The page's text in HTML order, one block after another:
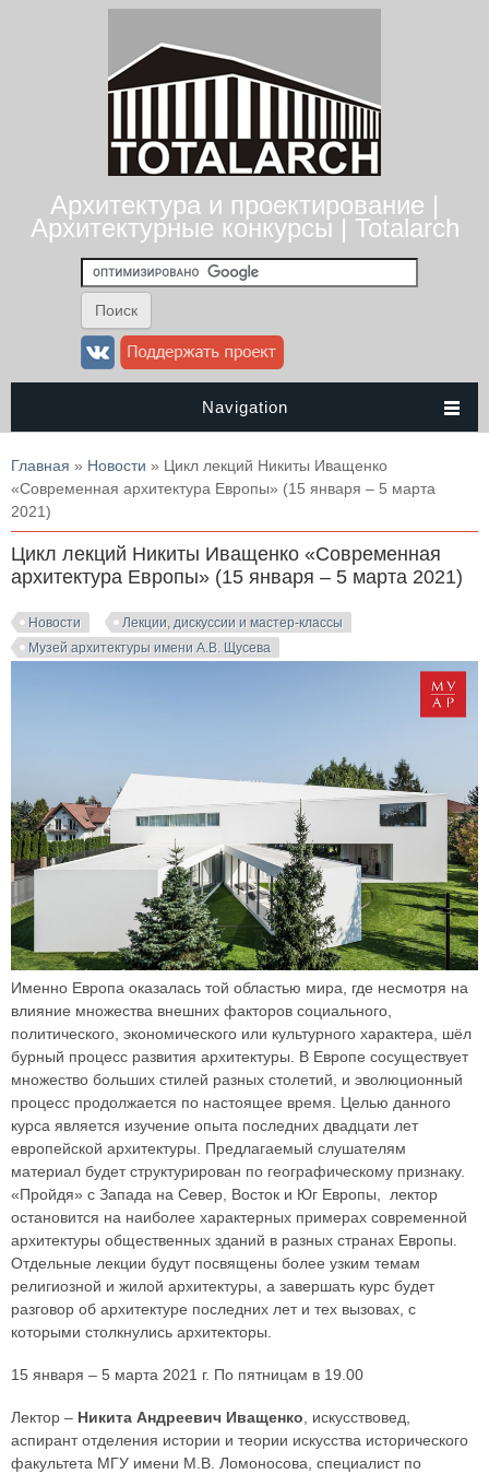
Архитектура и проектирование |
Архитектурные конкурсы | Totalarch
Navigation
Вы здесь
Главная » Новости » Цикл лекций Никиты Иващенко
«Современная архитектура Европы» (15 января – 5 марта
2021)
Цикл лекций Никиты Иващенко «Современная
архитектура Европы» (15 января – 5 марта 2021)
Новости
Лекции, дискуссии и мастер-классы
Музей архитектуры имени А.В. Щусева
Именно Европа оказалась той областью мира, где несмотря на
влияние множества внешних факторов социального,
политического, экономического или культурного характера, шёл
бурный процесс развития архитектуры. В Европе сосуществует
множество больших стилей разных столетий, и эволюционный
процесс продолжается по настоящее время. Целью данного
курса является изучение опыта последних двадцати лет
европейской архитектуры. Предлагаемый слушателям
материал будет структурирован по географическому признаку.
«Пройдя» с Запада на Север, Восток и Юг Европы, лектор
остановится на наиболее характерных примерах современной
архитектуры общественных зданий в разных странах Европы.
Отдельные лекции будут посвящены более узким темам
религиозной и жилой архитектуры, а завершать курс будет
разговор об архитектуре последних лет и тех вызовах, с
которыми столкнулись архитекторы.
15 января – 5 марта 2021 г. По пятницам в 19.00
Лектор – Никита Андреевич Иващенко , искусствовед,
аспирант отделения истории и теории искусства исторического
факультета МГУ имени М.В. Ломоносова, специалист по